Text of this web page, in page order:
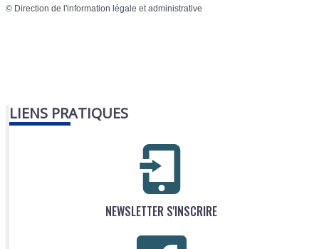
© Direction de l'information légale et administrative
LIENS PRATIQUES
NEWSLETTER S'INSCRIRE